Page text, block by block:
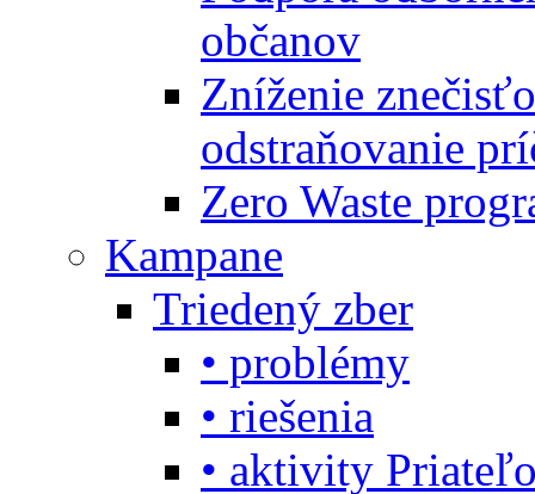
občanov
Zníženie
odstraňovanie
Zero Waste
Kampane
Triedený zber
• problémy
• riešenia
• aktivity